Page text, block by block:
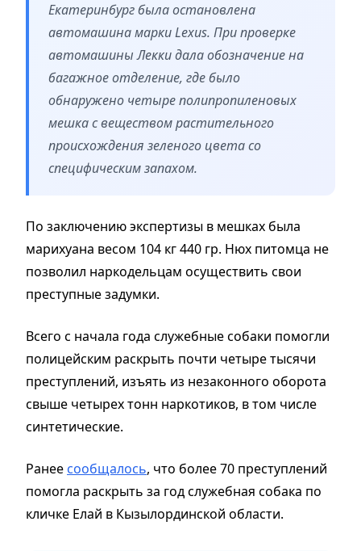
Екатеринбург была остановлена
автомашина марки Lexus. При проверке
автомашины Лекки дала обозначение на
багажное отделение, где было
обнаружено четыре полипропиленовых
мешка с веществом растительного
происхождения зеленого цвета со
специфическим запахом.
По заключению экспертизы в мешках была
марихуана весом 104 кг 440 гр. Нюх питомца не
позволил наркодельцам осуществить свои
преступные задумки.
Всего с начала года служебные собаки помогли
полицейским раскрыть почти четыре тысячи
преступлений, изъять из незаконного оборота
свыше четырех тонн наркотиков, в том числе
синтетические.
Ранее сообщалось, что более 70 преступлений
помогла раскрыть за год служебная собака по
кличке Елай в Кызылординской области.